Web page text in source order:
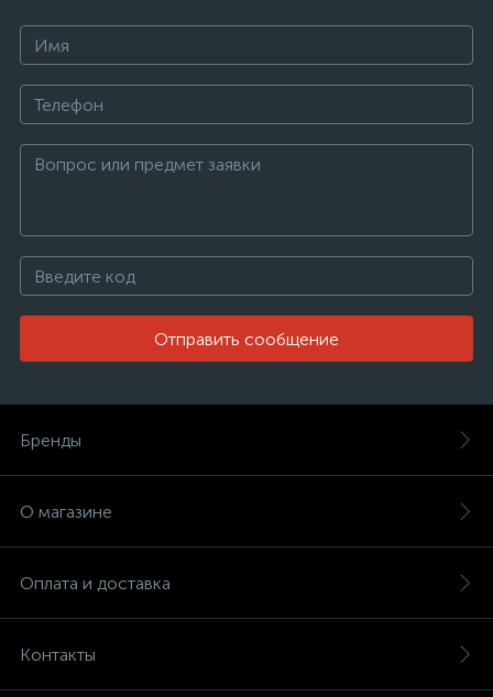
+375
Отправить сообщение
Бренды
О магазине
Оплата и доставка
Контакты